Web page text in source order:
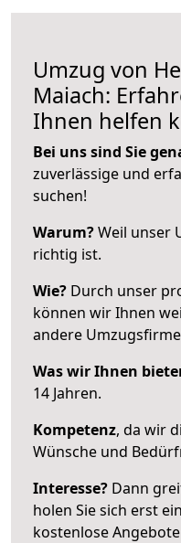
Umzug von
Maiach:
Ihnen helfen
Bei uns sind Sie
zuverlässige und
suchen!
Warum?Weil unser
richtig ist.
Wie? Durch unser
können wir Ihnen
andere
Was wir Ihnen
14 Jahren.
Kompetenz, da wir
Wünsche und
Interesse? Dann
holen Sie sich erst
kostenlose